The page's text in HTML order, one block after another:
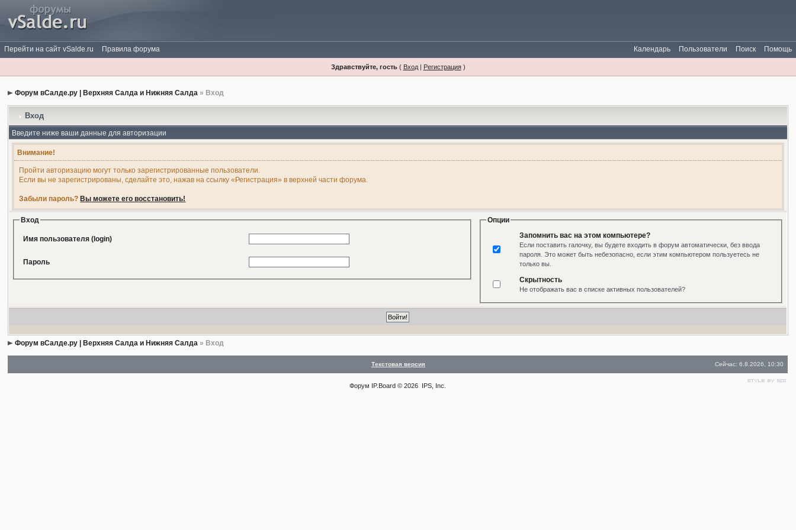
Перейти на сайт vSalde.ru Правила форума Помощь
Поиск
Пользователи
Календарь
Здравствуйте, гость( Вход| Регистрация)
Форум вСалде.ру | Верхняя Салда и Нижняя Салда » Вход
Вход
Введите ниже ваши данные для авторизации
Внимание!
Пройти авторизацию могут только зарегистрированные пользователи.
Если вы не зарегистрированы, сделайте это, нажав на ссылку «Регистрация» в верхней части форума.
Забыли пароль? Вы можете его восстановить!
Вход
Имя пользователя (login)
Пароль
Опции
Запомнить вас на этом компьютере?
Если поставить галочку, вы будете входить в форум автоматически, без ввода
пароля. Это может быть небезопасно, если этим компьютером пользуетесь не
только вы.
Скрытность
Не отображать вас в списке активных пользователей?
Форум вСалде.ру | Верхняя Салда и Нижняя Салда » Вход
Текстовая версия Сейчас: 6.8.2026, 10:30
Форум IP.Board © 2026 IPS, Inc